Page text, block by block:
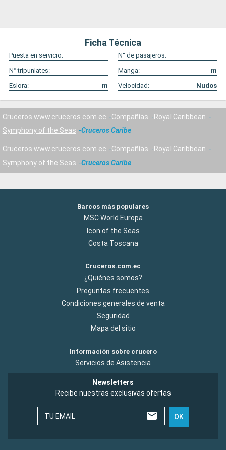
Ficha Técnica
Puesta en servicio:
N° de pasajeros:
N° tripunlates:
Manga:
m
Eslora:
m Velocidad: Nudos
Cruceros www.cruceros.com.ec Compañías
Royal Caribbean
Symphony of the Seas
Cruceros Caribe
Cruceros www.cruceros.com.ec Compañías
Royal Caribbean
Symphony of the Seas
Cruceros Caribe
Barcos más populares
MSC World Europa
Icon of the Seas
Costa Toscana
Cruceros.com.ec
¿Quiénes somos?
Preguntas frecuentes
Condiciones generales de venta
Seguridad
Mapa del sitio
Información sobre crucero
Servicios de Asistencia
Newsletters
Recibe nuestras exclusivas ofertas
TU EMAIL OK